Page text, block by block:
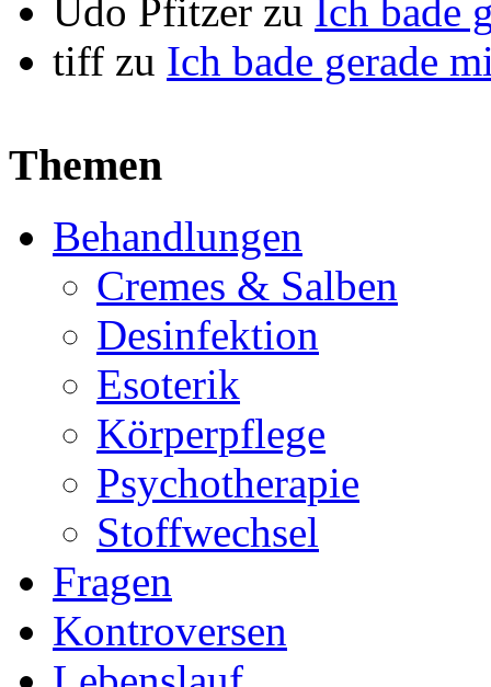
Udo Pfitzer zu Ich bade
tiff zu Ich bade gerade
Themen
Behandlungen
Cremes & Salben
Desinfektion
Esoterik
Körperpflege
Psychotherapie
Stoffwechsel
Fragen
Kontroversen